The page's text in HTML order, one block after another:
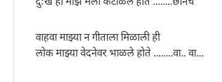
वाहवा माझ्या न गीताला मिळाली ही
लोक माझ्या वेदनेवर भाळले होते ........वा.. वा...